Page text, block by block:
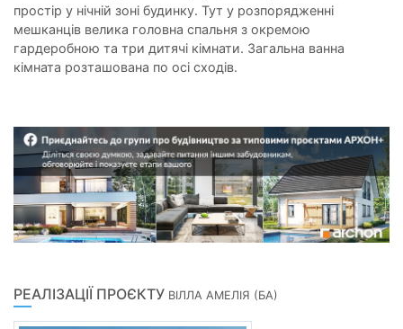
простір у нічній зоні будинку. Тут у розпорядженні
мешканців велика головна спальня з окремою
гардеробною та три дитячі кімнати. Загальна ванна
кімната розташована по осі сходів.
РЕАЛІЗАЦІЇ ПРОЄКТУ ВІЛЛА АМЕЛІЯ (БА)